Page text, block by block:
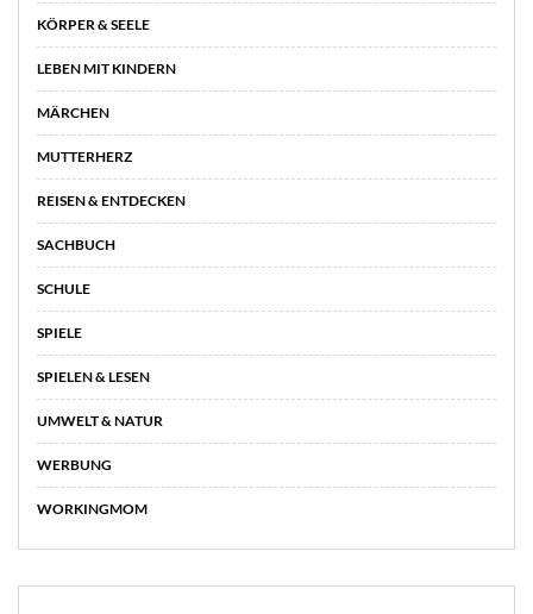
KÖRPER & SEELE
LEBEN MIT KINDERN
MÄRCHEN
MUTTERHERZ
REISEN & ENTDECKEN
SACHBUCH
SCHULE
SPIELE
SPIELEN & LESEN
UMWELT & NATUR
WERBUNG
WORKINGMOM